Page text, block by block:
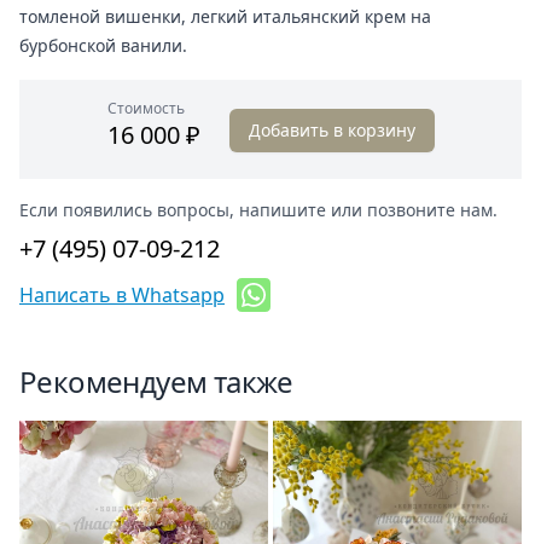
томленой вишенки, легкий итальянский крем на
бурбонской ванили.
Стоимость
16 000 ₽ Добавить в корзину
Если появились вопросы, напишите или позвоните нам.
+7 (495) 07-09-212
Написать в Whatsapp
Рекомендуем также